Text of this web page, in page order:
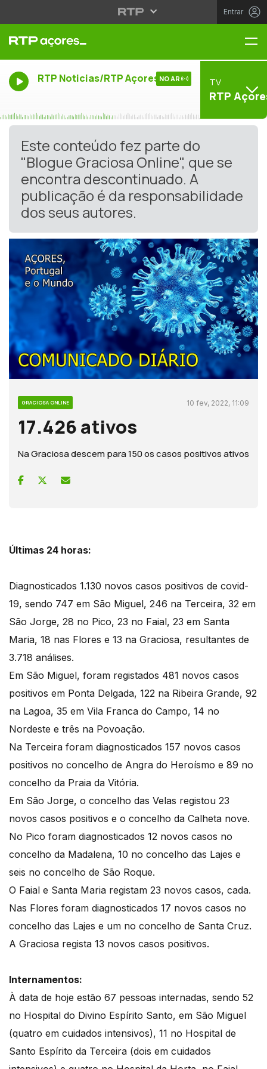
Entrar
RTP Noticias/RTP Açores NO AR TV
RTP
Este conteúdo fez parte do
"Blogue Graciosa Online", que se
encontra descontinuado. A
publicação é da responsabilidade
dos seus autores.
GRACIOSA ONLINE 10 fev, 2022, 11:09
17.426 ativos
Na Graciosa descem para 150 os casos positivos ativos
Últimas 24 horas:
Diagnosticados 1.130 novos casos positivos de covid-
19, sendo 747 em São Miguel, 246 na Terceira, 32 em
São Jorge, 28 no Pico, 23 no Faial, 23 em Santa
Maria, 18 nas Flores e 13 na Graciosa, resultantes de
3.718 análises.
Em São Miguel, foram registados 481 novos casos
positivos em Ponta Delgada, 122 na Ribeira Grande, 92
na Lagoa, 35 em Vila Franca do Campo, 14 no
Nordeste e três na Povoação.
Na Terceira foram diagnosticados 157 novos casos
positivos no concelho de Angra do Heroísmo e 89 no
concelho da Praia da Vitória.
Em São Jorge, o concelho das Velas registou 23
novos casos positivos e o concelho da Calheta nove.
No Pico foram diagnosticados 12 novos casos no
concelho da Madalena, 10 no concelho das Lajes e
seis no concelho de São Roque.
O Faial e Santa Maria registam 23 novos casos, cada.
Nas Flores foram diagnosticados 17 novos casos no
concelho das Lajes e um no concelho de Santa Cruz.
A Graciosa regista 13 novos casos positivos.
Internamentos:
À data de hoje estão 67 pessoas internadas, sendo 52
no Hospital do Divino Espírito Santo, em São Miguel
(quatro em cuidados intensivos), 11 no Hospital de
Santo Espírito da Terceira (dois em cuidados